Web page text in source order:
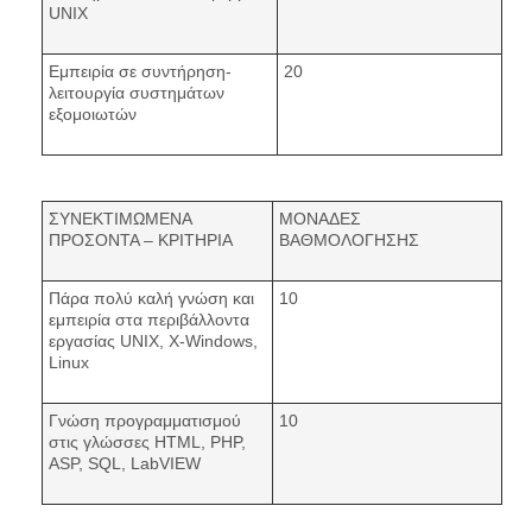
UNIX
Εμπειρία σε συντήρηση-
λειτουργία συστημάτων
εξομοιωτών
20
ΣΥΝΕΚΤΙΜΩΜΕΝΑ
ΠΡΟΣΟΝΤΑ – ΚΡΙΤΗΡΙΑ
ΜΟΝΑΔΕΣ
ΒΑΘΜΟΛΟΓΗΣΗΣ
Πάρα πολύ καλή γνώση και
εμπειρία στα περιβάλλοντα
εργασίας UNIX, X-Windows,
Linux
10
Γνώση προγραμματισμού
στις γλώσσες HTML, PHP,
ASP, SQL, LabVIEW
10